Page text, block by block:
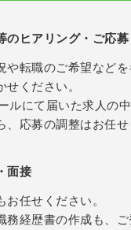
のヒアリング・ご応募
や転職のご希望など
せください。
ルにて届いた求人の
、応募の調整はお任せ
面接
お任せください。
務経歴書の作成も、